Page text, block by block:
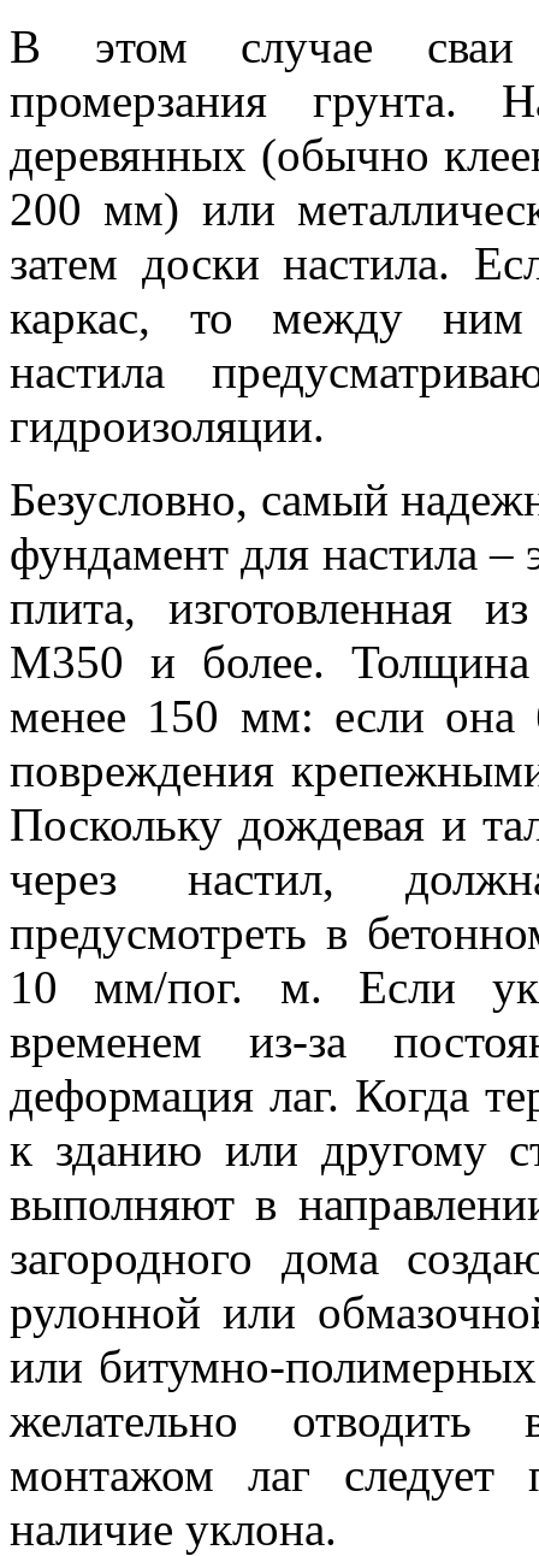
В этом случае сваи
промерзания грунта.
деревянных (обычно
200 мм) или
затем доски настила.
каркас, то между ним
настила
гидроизоляции.
Безусловно, самый
фундамент для настила –
плита, изготовленная
М350 и более. Толщина
менее 150 мм: если она
повреждения
Поскольку дождевая и
через настил,
предусмотреть в
10 мм/пог. м. Если
временем из-за
деформация лаг. Когда
к зданию или другому
выполняют в
загородного дома
рулонной или
или битумно-
желательно
монтажом лаг следует
наличие уклона.